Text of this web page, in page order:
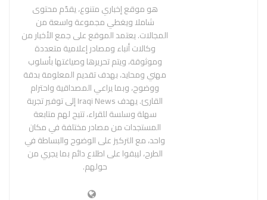
هو موقع إخباري متنوع، يقدّم محتوى
شاملا ويغطي مجموعة واسعة من
المجالات. يعتمد الموقع على جمع الأخبار من
وكالات أنباء ومصادر إعلامية متعددة
وموثوقة، ويتم تحريرها وصياغتها بأسلوب
مهني ومحايد، بهدف تقديم المعلومة بدقة
ووضوح، وبما يراعي المصداقية واحترام
القارئ. يهدف Iraqi News إلى توفير تجربة
سهلة وسلسة للقراء، تتيح لهم متابعة
المستجدات من مصادر مختلفة في مكان
واحد، مع التركيز على الوضوح والبساطة في
الطرح، ليبقوا على اطلاع دائم بما يجري من
حولهم.